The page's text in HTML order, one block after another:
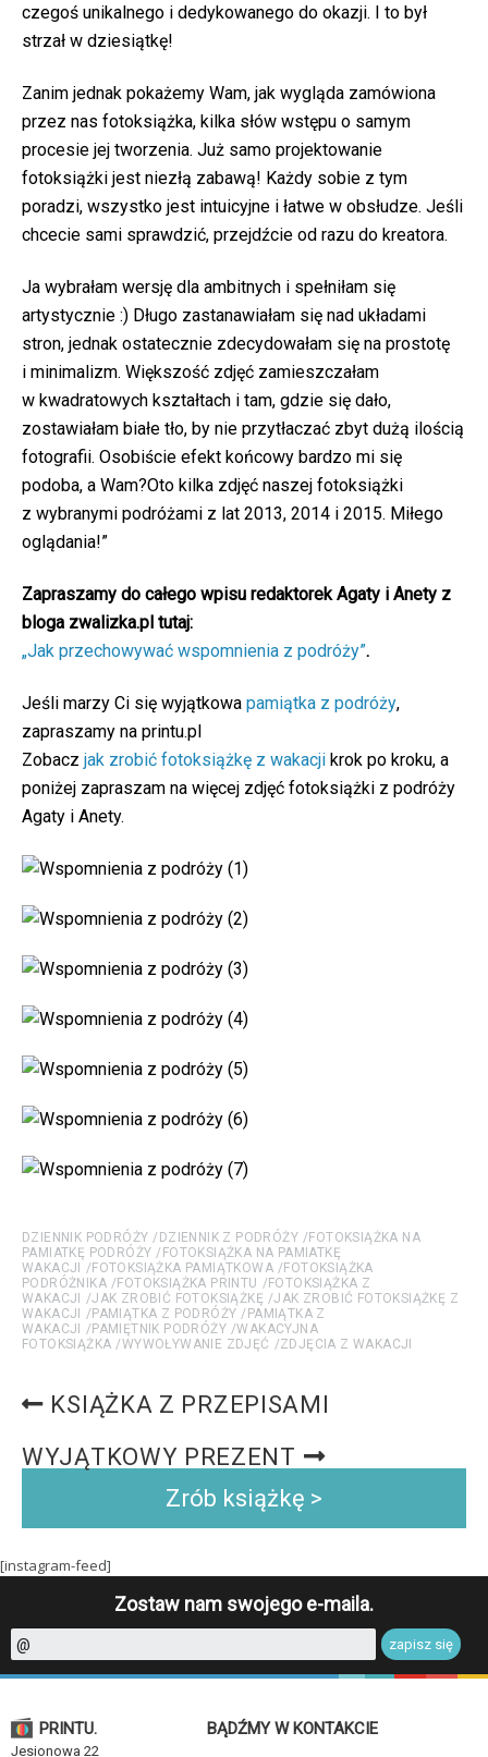
czegoś unikalnego i dedykowanego do okazji. I to był
strzał w dziesiątkę!
Zanim jednak pokażemy Wam, jak wygląda zamówiona
przez nas fotoksiążka, kilka słów wstępu o samym
procesie jej tworzenia. Już samo projektowanie
fotoksiążki jest niezłą zabawą! Każdy sobie z tym
poradzi, wszystko jest intuicyjne i łatwe w obsłudze. Jeśli
chcecie sami sprawdzić, przejdźcie od razu do kreatora.
Ja wybrałam wersję dla ambitnych i spełniłam się
artystycznie :) Długo zastanawiałam się nad układami
stron, jednak ostatecznie zdecydowałam się na prostotę
i minimalizm. Większość zdjęć zamieszczałam
w kwadratowych kształtach i tam, gdzie się dało,
zostawiałam białe tło, by nie przytłaczać zbyt dużą ilością
fotografii. Osobiście efekt końcowy bardzo mi się
podoba, a Wam?Oto kilka zdjęć naszej fotoksiążki
z wybranymi podróżami z lat 2013, 2014 i 2015. Miłego
oglądania!”
Zapraszamy do całego wpisu redaktorek Agaty i Anety z
bloga zwalizka.pl tutaj:
„Jak przechowywać wspomnienia z podróży”.
Jeśli marzy Ci się wyjątkowa pamiątka z podróży,
zapraszamy na printu.pl
Zobacz jak zrobić fotoksiążkę z wakacji krok po kroku, a
poniżej zapraszam na więcej zdjęć fotoksiążki z podróży
Agaty i Anety.
DZIENNIK PODRÓŻY DZIENNIK Z PODRÓŻY
FOTOKSIĄŻKA NA
PAMIATKĘ PODRÓŻY
FOTOKSIĄŻKA NA PAMIATKĘ
WAKACJI
FOTOKSIĄŻKA PAMIĄTKOWA
FOTOKSIĄŻKA
PODRÓŻNIKA
FOTOKSIĄŻKA PRINTU
FOTOKSIĄŻKA Z
WAKACJI
JAK ZROBIĆ FOTOKSIĄŻKĘ
JAK ZROBIĆ FOTOKSIĄŻKĘ Z
WAKACJI
PAMIĄTKA Z PODRÓŻY
PAMIĄTKA Z
WAKACJI
PAMIĘTNIK PODRÓŻY
WAKACYJNA
FOTOKSIĄŻKA
WYWOŁYWANIE ZDJĘĆ ZDJĘCIA Z WAKACJI
KSIĄŻKA Z PRZEPISAMI
WYJĄTKOWY PREZENT
Zrób książkę >
[instagram-feed]
Zostaw nam swojego e-maila.
PRINTU.
Jesionowa 22
BĄDŹMY W KONTAKCIE